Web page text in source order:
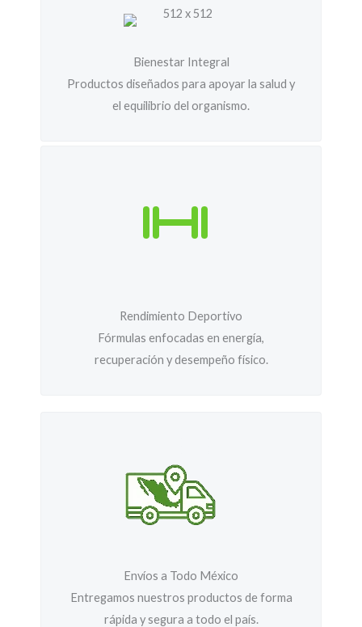
Bienestar Integral
Productos diseñados para apoyar la salud y
el equilibrio del organismo.
Rendimiento Deportivo
Fórmulas enfocadas en energía,
recuperación y desempeño físico.
Envíos a Todo México
Entregamos nuestros productos de forma
rápida y segura a todo el país.